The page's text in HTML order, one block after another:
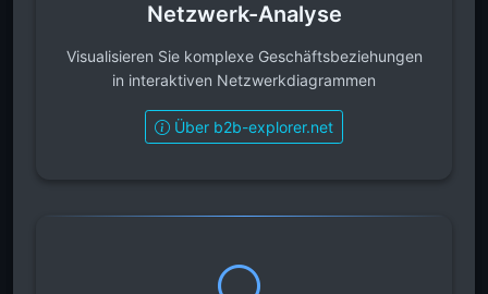
Netzwerk-Analyse
Visualisieren Sie komplexe Geschäftsbeziehungen
in interaktiven Netzwerkdiagrammen
Über b2b-explorer.net